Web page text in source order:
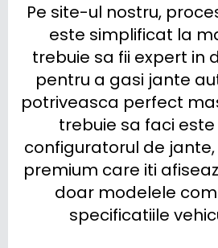
Pe site-ul nostru,
este simplificat la
trebuie sa fii expert in
pentru a gasi jante
potriveasca perfect
trebuie sa faci este
configuratorul de
premium care iti
doar modelele
specificatiile